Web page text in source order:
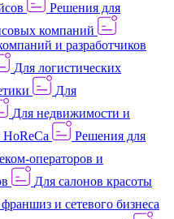
Решения для
компаний
и разработчиков
Для логистических
Для
Для недвижимости и
HoReCa
Решения для
операторов и
Для салонов красоты
и сетевого бизнеса